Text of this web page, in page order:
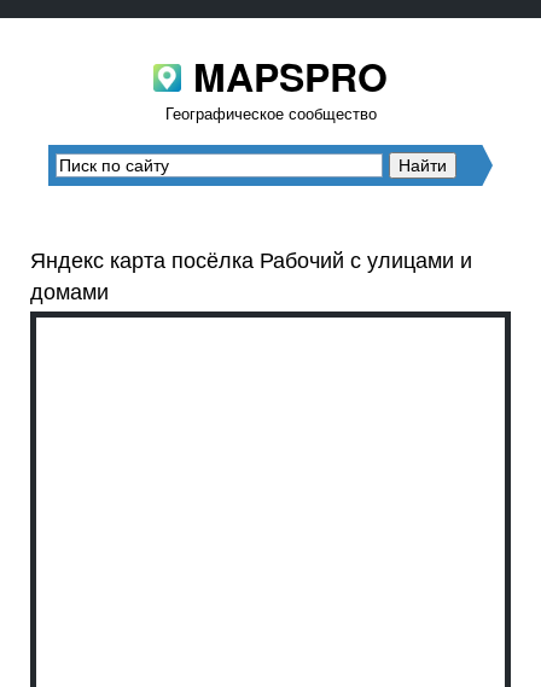
MAPSPRO
Географическое сообщество
Яндекс карта посёлка Рабочий с улицами и
домами